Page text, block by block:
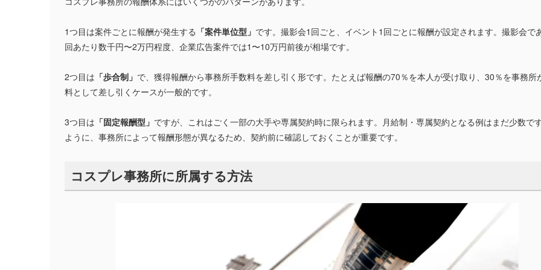
1つ目は案件ごとに報酬が発生する 「案件単位型」 です。撮影会1回ごと、イベント1回ごとに報酬が設定されます。撮影会で
回あたり数千円〜2万円程度、企業広告案件では1〜10万円前後が相場です。
2つ目は 「歩合制」 で、獲得報酬から事務所手数料を差し引く形です。たとえば報酬の70％を本人が受け取り、30％を事務所
料として差し引くケースが一般的です。
3つ目は 「固定報酬型」 ですが、これはごく一部の大手や専属契約時に限られます。月給制・専属契約となる例はまだ少数で
ように、事務所によって報酬形態が異なるため、契約前に確認しておくことが重要です。
コスプレ事務所に所属する方法